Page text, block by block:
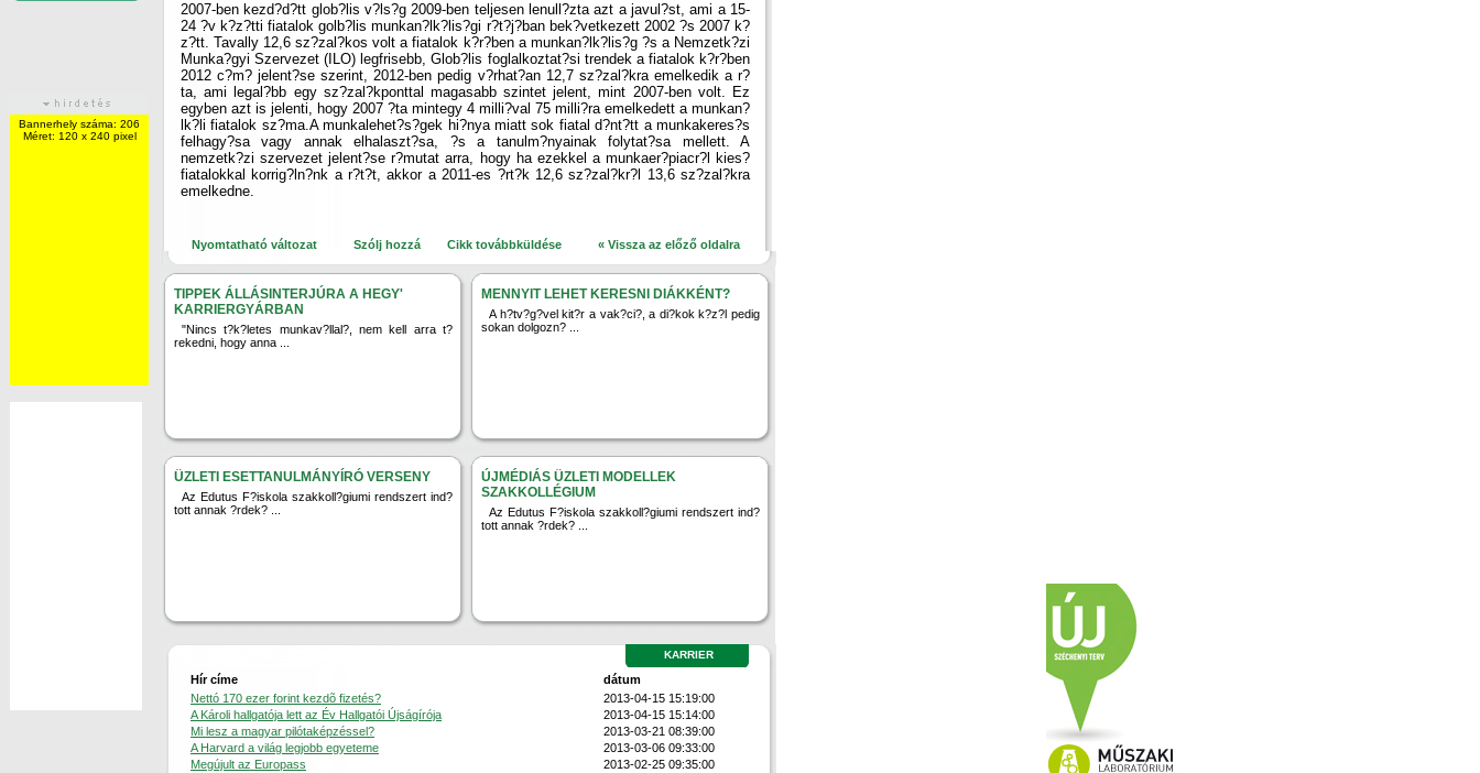
Bannerhely száma: 206
Méret: 120 x 240 pixel
2007-ben kezd?d?tt glob?lis v?ls?g 2009-ben teljesen lenull?zta azt a javul?st, ami a 15-
24 ?v k?z?tti fiatalok golb?lis munkan?lk?lis?gi r?t?j?ban bek?vetkezett 2002 ?s 2007 k?
z?tt. Tavally 12,6 sz?zal?kos volt a fiatalok k?r?ben a munkan?lk?lis?g ?s a Nemzetk?zi
Munka?gyi Szervezet (ILO) legfrisebb, Glob?lis foglalkoztat?si trendek a fiatalok k?r?ben
2012 c?m? jelent?se szerint, 2012-ben pedig v?rhat?an 12,7 sz?zal?kra emelkedik a r?
ta, ami legal?bb egy sz?zal?kponttal magasabb szintet jelent, mint 2007-ben volt. Ez
egyben azt is jelenti, hogy 2007 ?ta mintegy 4 milli?val 75 milli?ra emelkedett a munkan?
lk?li fiatalok sz?ma.A munkalehet?s?gek hi?nya miatt sok fiatal d?nt?tt a munkakeres?s
felhagy?sa vagy annak elhalaszt?sa, ?s a tanulm?nyainak folytat?sa mellett. A
nemzetk?zi szervezet jelent?se r?mutat arra, hogy ha ezekkel a munkaer?piacr?l kies?
fiatalokkal korrig?ln?nk a r?t?t, akkor a 2011-es ?rt?k 12,6 sz?zal?kr?l 13,6 sz?zal?kra
emelkedne.
Nyomtatható változat Szólj hozzá Cikk továbbküldése « Vissza az előző oldalra
TIPPEK ÁLLÁSINTERJÚRA A HEGY'
KARRIERGYÁRBAN
"Nincs t?k?letes munkav?llal?, nem kell arra t?
rekedni, hogy anna ...
MENNYIT LEHET KERESNI DIÁKKÉNT?
A h?tv?g?vel kit?r a vak?ci?, a di?kok k?z?l pedig
sokan dolgozn? ...
ÜZLETI ESETTANULMÁNYÍRÓ VERSENY
Az Edutus F?iskola szakkoll?giumi rendszert ind?
tott annak ?rdek? ...
ÚJMÉDIÁS ÜZLETI MODELLEK
SZAKKOLLÉGIUM
Az Edutus F?iskola szakkoll?giumi rendszert ind?
tott annak ?rdek? ...
KARRIER
Hír címe
dátum
Nettó 170 ezer forint kezdõ fizetés?
2013-04-15 15:19:00
A Károli hallgatója lett az Év Hallgatói Újságírója
2013-04-15 15:14:00
Mi lesz a magyar pilótaképzéssel?
2013-03-21 08:39:00
A Harvard a világ legjobb egyeteme
2013-03-06 09:33:00
Megújult az Europass
2013-02-25 09:35:00